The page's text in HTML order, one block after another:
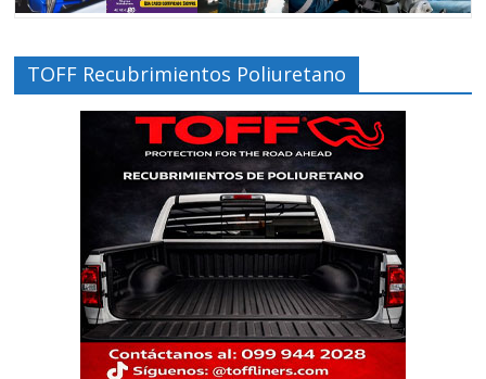
TOFF Recubrimientos Poliuretano